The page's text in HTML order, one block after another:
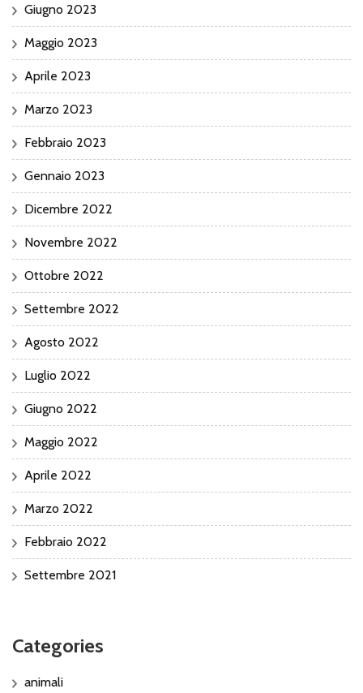
Giugno 2023
Maggio 2023
Aprile 2023
Marzo 2023
Febbraio 2023
Gennaio 2023
Dicembre 2022
Novembre 2022
Ottobre 2022
Settembre 2022
Agosto 2022
Luglio 2022
Giugno 2022
Maggio 2022
Aprile 2022
Marzo 2022
Febbraio 2022
Settembre 2021
Categories
animali